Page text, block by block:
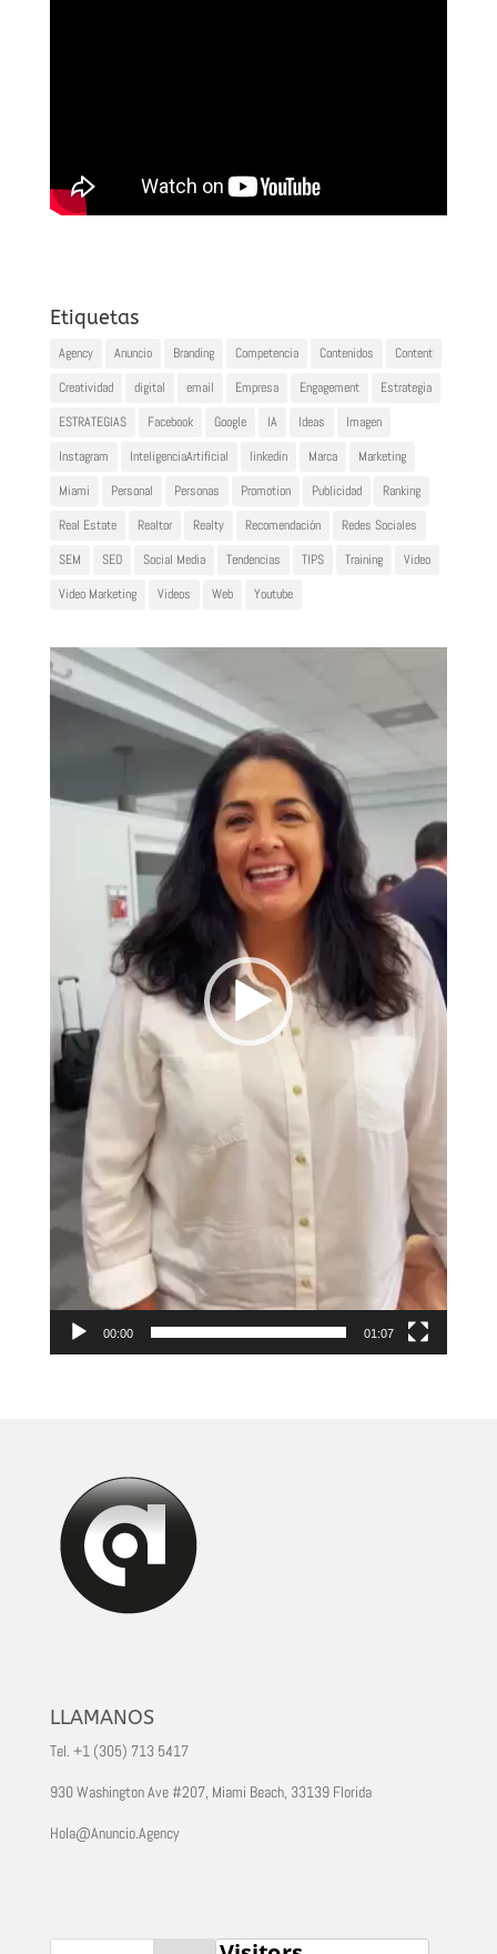
Etiquetas
Agency Anuncio Branding Competencia Contenidos
Content
Creatividad
digital email Empresa Engagement
Estrategia
ESTRATEGIAS
Facebook Google IA Ideas
Imagen
Instagram
InteligenciaArtificial linkedin Marca
Marketing
Miami
Personal Personas Promotion Publicidad
Ranking
Real Estate
Realtor Realty Recomendación
Redes Sociales
SEM
SEO Social Media Tendencias TIPS Training
Video
Video Marketing
Videos Web Youtube
Reproductor
de
vídeo
00:00 01:07
LLAMANOS
Tel. +1 (305) 713 5417
930 Washington Ave #207, Miami Beach, 33139 Florida
Hola@Anuncio.Agency